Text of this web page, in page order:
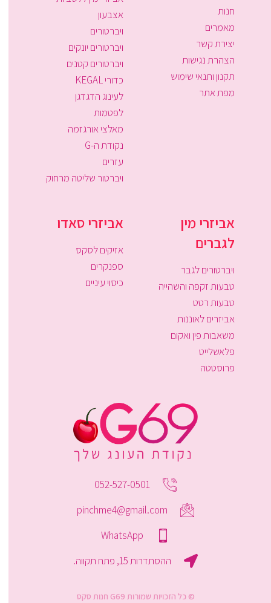
חנות
מאמרים
יצירת קשר
הצהרת נגישות
תקנון ותנאי שימוש
מפת אתר
אצבעון
ויברטורים
ויברטורים יונקים
ויברטורים קטנים
כדורי KEGAL
לעינוג הדגדגן
לפטמות
מאלצי אורגזמה
נקודת ה-G
עזרים
ויברטור שליטה מרחוק
אביזרי מין
לגברים
ויברטורים לגבר
טבעות זקפה והשהייה
טבעות רטט
אביזרים לאוננות
משאבות פין ואקום
פלאשלייט
פרוסטטה
אביזרי סאדו
אזיקים לסקס
ספנקרים
כיסוי עיניים
052-527-0501
pinchme4@gmail.com
WhatsApp
ההסתדרות 15, פתח תקווה.
© כל הזכויות שמורות G69 חנות סקס